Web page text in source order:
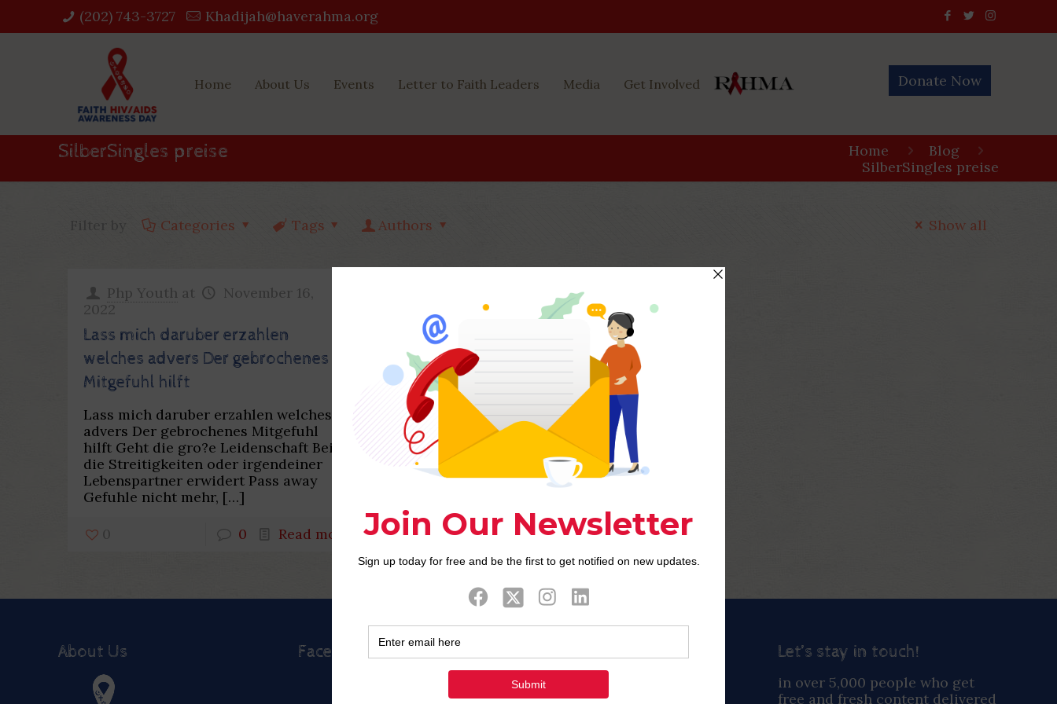
(202) 743-3727‬ Khadijah@haverahma.org
Home About Us Events Letter to Faith Leaders Media Get Involved Donate Now
SilberSingles preise Home
Blog
SilberSingles preise
Categories Tags Authors Show all
Php Youth at
November 16,
2022
Lass mich daruber erzahlen
welches advers Der gebrochenes
Mitgefuhl hilft
Lass mich daruber erzahlen welches
advers Der gebrochenes Mitgefuhl
hilft Geht die gro?e Leidenschaft Bei
die Streitigkeiten oder irgendeiner
Lebenspartner erwidert Pass away
Gefuhle nicht mehr, […]
0 0 Read more
About Us Facebook
Tweets by FaithAIDSDay
Let’s stay in touch!
in over 5,000 people who get
free and fresh content delivered